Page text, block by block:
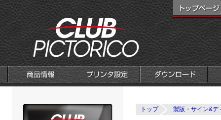
トップ 製版・サイン&デ